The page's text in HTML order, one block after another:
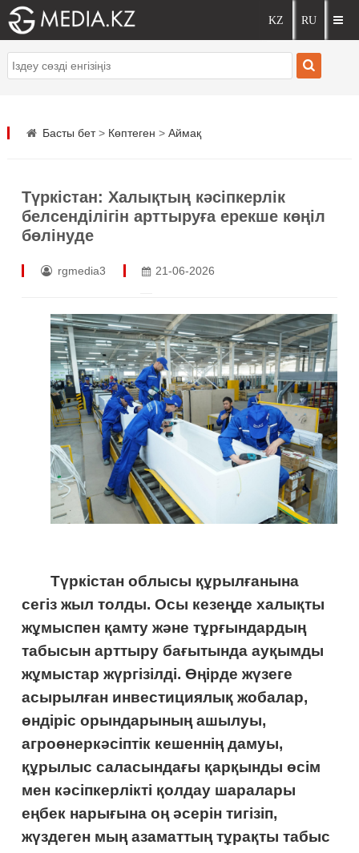
Басты бет> Көптеген > Аймақ
Түркістан: Халықтың кәсіпкерлік
белсенділігін арттыруға ерекше көңіл
бөлінуде
rgmedia3 21-06-2026
Түркістан облысы құрылғанына
сегіз жыл толды. Осы кезеңде халықты
жұмыспен қамту және тұрғындардың
табысын арттыру бағытында ауқымды
жұмыстар жүргізілді. Өңірде жүзеге
асырылған инвестициялық жобалар,
өндіріс орындарының ашылуы,
агроөнеркәсіптік кешеннің дамуы,
құрылыс саласындағы қарқынды өсім
мен кәсіпкерлікті қолдау шаралары
еңбек нарығына оң әсерін тигізіп,
жүздеген мың азаматтың тұрақты табыс